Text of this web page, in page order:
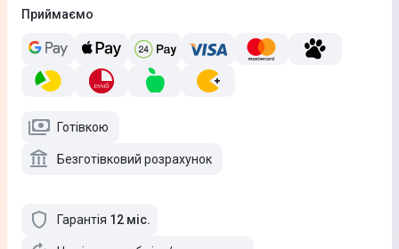
Приймаємо
Готівкою
Безготівковий розрахунок
Гарантія 12 міс.